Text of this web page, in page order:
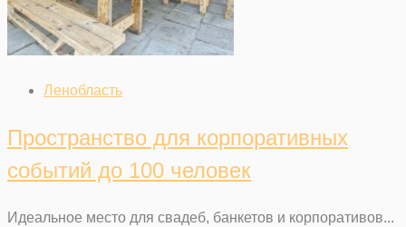
Ленобласть
Пространство для корпоративных
событий до 100 человек
Идеальное место для свадеб, банкетов и корпоративов...